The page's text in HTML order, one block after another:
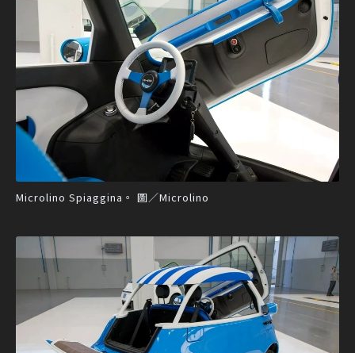
Microlino Spiaggina。 圖／Microlino